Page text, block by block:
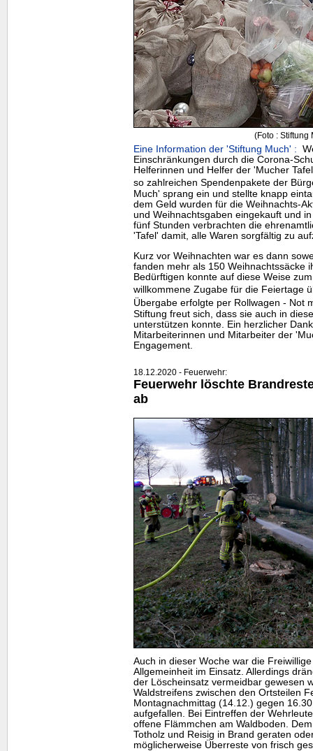
(Foto : Stiftung
Eine Information der 'Stiftung Much' :
Einschränkungen durch die Corona-
Helferinnen und Helfer der 'Mucher
so zahlreichen Spendenpakete der
Much' sprang ein und stellte knapp
dem Geld wurden für die Weihnachts-
und Weihnachtsgaben eingekauft und
fünf Stunden verbrachten die
'Tafel' damit, alle Waren sorgfältig zu
Kurz vor Weihnachten war es dann
fanden mehr als 150 Weihnachtssäcke
Bedürftigen konnte auf diese Weise
willkommene Zugabe für die Feiertage
Übergabe erfolgte per Rollwagen - Not
Stiftung freut sich, dass sie auch in
unterstützen konnte. Ein herzlicher
Mitarbeiterinnen und Mitarbeiter der
Engagement.
18.12.2020 - Feuerwehr:
Feuerwehr löschte
ab
Auch in dieser Woche war die
Allgemeinheit im Einsatz. Allerdings
der Löscheinsatz vermeidbar gewesen
Waldstreifens zwischen den Ortsteilen
Montagnachmittag (14.12.) gegen
aufgefallen. Bei Eintreffen der
offene Flämmchen am Waldboden.
Totholz und Reisig in Brand geraten
möglicherweise Überreste von frisch